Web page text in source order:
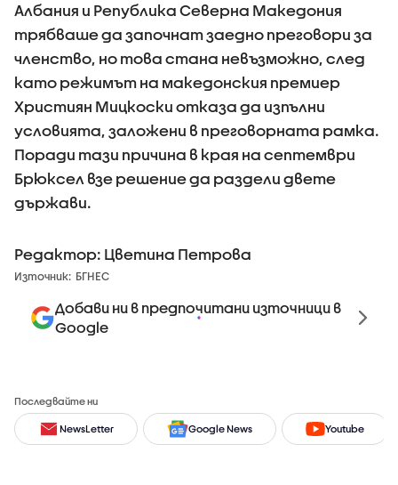
Албания и Република Северна Македония
трябваше да започнат заедно преговори за
членство, но това стана невъзможно, след
като режимът на македонския премиер
Християн Мицкоски отказа да изпълни
условията, заложени в преговорната рамка.
Поради тази причина в края на септември
Брюксел взе решение да раздели двете
държави.
Редактор: Цветина Петрова
Източник: БГНЕС
Добави ни в предпочитани източници в
Google
Последвайте ни
NewsLetter Google News Youtube